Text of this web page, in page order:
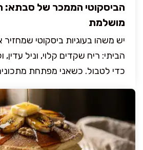
הביסקוטי הממכר של סבתא:
מושלמת
יש משהו בעוגיות ביסקוטי
הביתי: ריח שקדים קלוי, וניל
כדי לטבול. כשאני מפתחת